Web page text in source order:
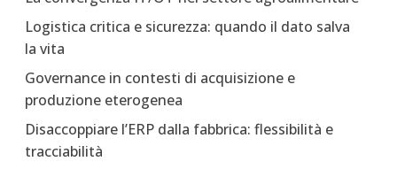
Logistica critica e sicurezza: quando il dato salva
la vita
Governance in contesti di acquisizione e
produzione eterogenea
Disaccoppiare l’ERP dalla fabbrica: flessibilità e
tracciabilità